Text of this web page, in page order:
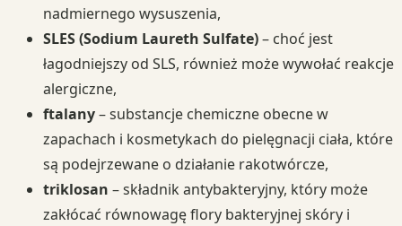
nadmiernego wysuszenia,
SLES (Sodium Laureth Sulfate)– choć jest
łagodniejszy od SLS, również może wywołać reakcje
alergiczne,
ftalany– substancje chemiczne obecne w
zapachach i kosmetykach do pielęgnacji ciała, które
są podejrzewane o działanie rakotwórcze,
triklosan – składnik antybakteryjny, który może
zakłócać równowagę flory bakteryjnej skóry i